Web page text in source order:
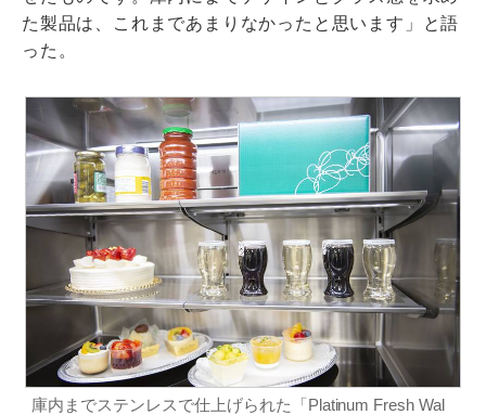
た製品は、これまであまりなかったと思います」と語
った。
庫内までステンレスで仕上げられた「Platinum Fresh Wal